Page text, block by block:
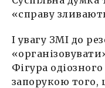
«справу
І увагу ЗМІ до
Фігура
запорукою того,